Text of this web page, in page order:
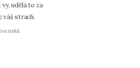
udělá to za
váš strach.